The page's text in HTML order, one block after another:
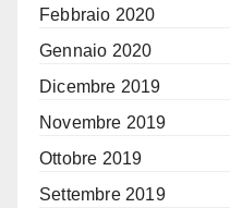
Febbraio 2020
Gennaio 2020
Dicembre 2019
Novembre 2019
Ottobre 2019
Settembre 2019